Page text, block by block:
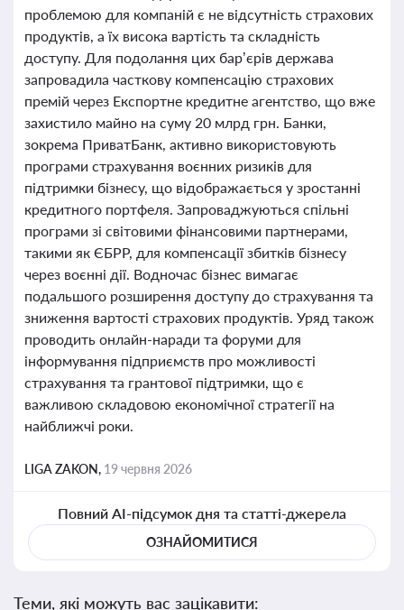
проблемою для компаній є не відсутність страхових
продуктів, а їх висока вартість та складність
доступу. Для подолання цих бар’єрів держава
запровадила часткову компенсацію страхових
премій через Експортне кредитне агентство, що вже
захистило майно на суму 20 млрд грн. Банки,
зокрема ПриватБанк, активно використовують
програми страхування воєнних ризиків для
підтримки бізнесу, що відображається у зростанні
кредитного портфеля. Запроваджуються спільні
програми зі світовими фінансовими партнерами,
такими як ЄБРР, для компенсації збитків бізнесу
через воєнні дії. Водночас бізнес вимагає
подальшого розширення доступу до страхування та
зниження вартості страхових продуктів. Уряд також
проводить онлайн-наради та форуми для
інформування підприємств про можливості
страхування та грантової підтримки, що є
важливою складовою економічної стратегії на
найближчі роки.
LIGA ZAKON, 19 червня 2026
Повний AI-підсумок дня та статті-джерела
ОЗНАЙОМИТИСЯ
Теми, які можуть вас зацікавити: